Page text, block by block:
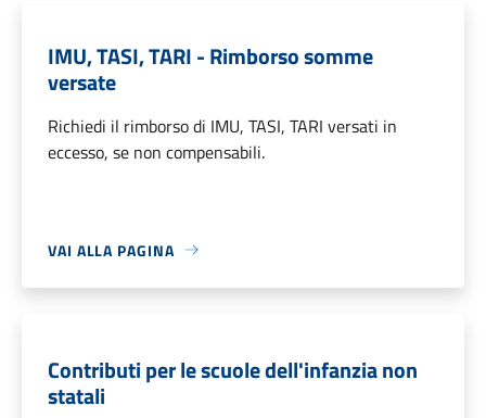
IMU, TASI, TARI - Rimborso somme
versate
Richiedi il rimborso di IMU, TASI, TARI versati in
eccesso, se non compensabili.
VAI ALLA PAGINA
Contributi per le scuole dell'infanzia non
statali